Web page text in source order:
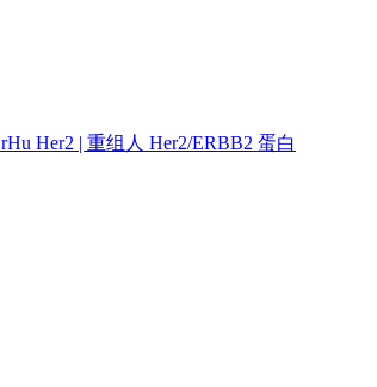
rHu Her2 | 重组人 Her2/ERBB2 蛋白